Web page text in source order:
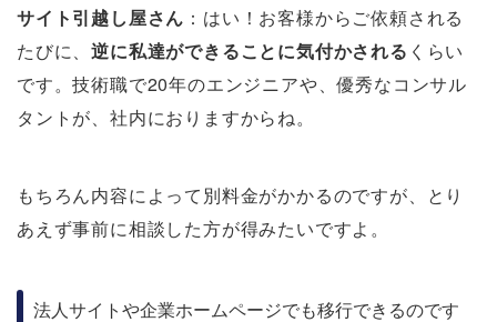
サイト引越し屋さん ：はい！お客様からご依頼される
たびに、逆に私達ができることに気付かされる くらい
です。技術職で20年のエンジニアや、優秀なコンサル
タントが、社内におりますからね。
もちろん内容によって別料金がかかるのですが、とり
あえず事前に相談した方が得みたいですよ。
法人サイトや企業ホームページでも移行できるのです